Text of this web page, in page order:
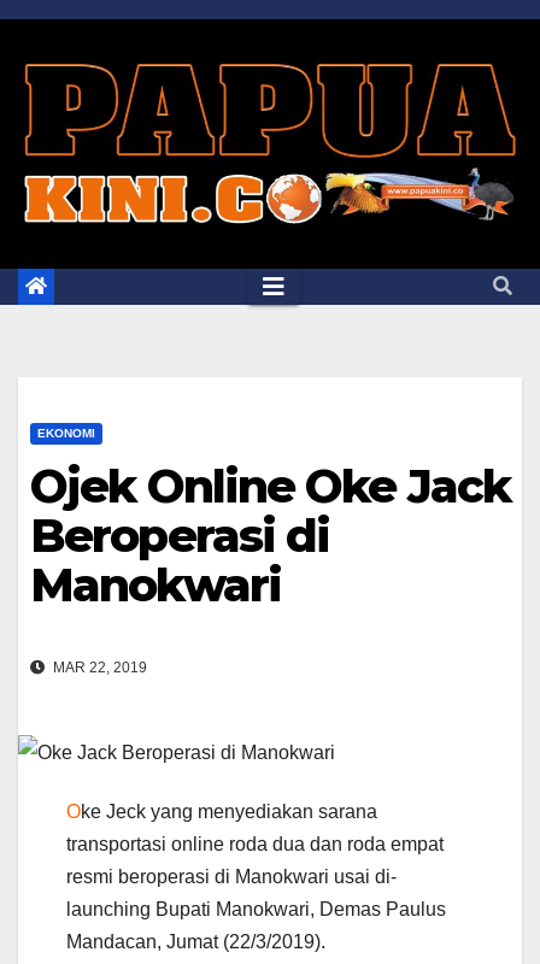
Skip
content
EKONOMI
Ojek Online Oke Jack
Beroperasi di
Manokwari
MAR 22, 2019
Oke Jeck yang menyediakan sarana
transportasi online roda dua dan roda empat
resmi beroperasi di Manokwari usai di-
launching Bupati Manokwari, Demas Paulus
Mandacan, Jumat (22/3/2019).